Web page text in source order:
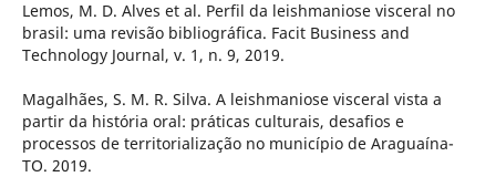
Lemos, M. D. Alves et al. Perfil da leishmaniose visceral no
brasil: uma revisão bibliográfica. Facit Business and
Technology Journal, v. 1, n. 9, 2019.
Magalhães, S. M. R. Silva. A leishmaniose visceral vista a
partir da história oral: práticas culturais, desafios e
processos de territorialização no município de Araguaína-
TO. 2019.